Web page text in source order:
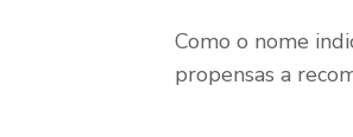
Como o nome
propensas a